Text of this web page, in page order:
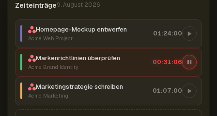
Zeiteinträge9. August 2026
Homepage-Mockup entwerfen
Acme Web Project
01:24:00
Markenrichtlinien überprüfen
Acme Brand Identity
00:31:07
Marketingstrategie schreiben
Acme Marketing
01:07:00